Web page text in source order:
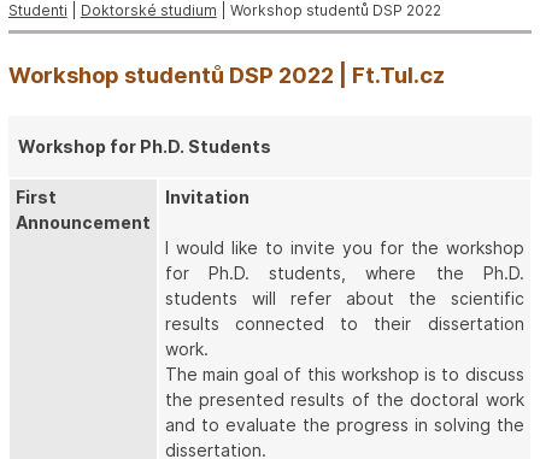
Studenti Doktorské studium | Workshop studentů DSP 2022
Workshop studentů DSP 2022 | Ft.Tul.cz
Workshop for Ph.D. Students
First
Announcement
Invitation
I would like to invite you for the workshop
for Ph.D. students, where the Ph.D.
students will refer about the scientific
results connected to their dissertation
work.
The main goal of this workshop is to discuss
the presented results of the doctoral work
and to evaluate the progress in solving the
dissertation.